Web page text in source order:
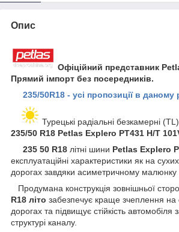
Опис
Офіційний представник
Прямий імпорт без посередників.
235/50R18 - усі пропозиції в даному
Турецькі радіальні безкамерні (TL)
235/50 R18 Petlas Explero PT431 H/T
235 50 R18 літні шини Petlas Explero
експлуатаційні характеристики як на
дорогах завдяки асиметричному малюнку
Продумана конструкція зовнішньої
R18 літо забезпечує краще зчеплення на
дорогах та підвищує стійкість автомобіля
структурі каналу.